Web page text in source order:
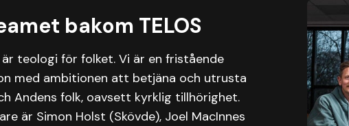
bakom TELOS
är teologi för folket. Vi är en fristående
med ambitionen att betjäna och utrusta
Andens folk, oavsett kyrklig tillhörighet.
är Simon Holst (Skövde), Joel MacInnes